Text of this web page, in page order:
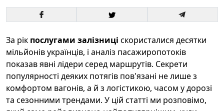
За рік послугами залізниці скористалися десятки
мільйонів українців, і аналіз пасажиропотоків
показав явні лідери серед маршрутів. Секрети
популярності деяких потягів пов'язані не лише з
комфортом вагонів, а й з логістикою, часом у дорозі
та сезонними трендами. У цій статті ми розповімо,